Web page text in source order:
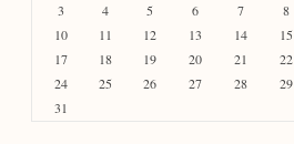
3
4 5 6 7 8
10
11 12 13 14 15
17
18 19 20 21 22
24
25 26 27 28 29
31